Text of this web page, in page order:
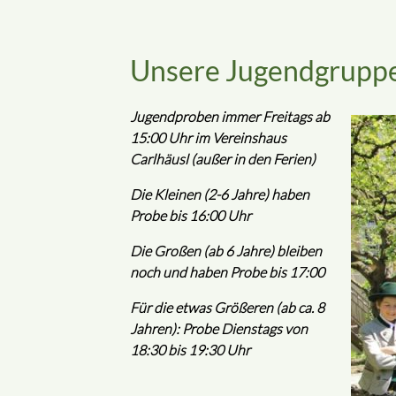
Unsere
Jugendproben immer Freitags ab
15:00 Uhr im Vereinshaus
Carlhäusl (außer in den Ferien)
Die Kleinen (2-6 Jahre) haben
Probe bis 16:00 Uhr
Die Großen (ab 6 Jahre) bleiben
noch und haben Probe bis 17:00
Für die etwas Größeren (ab ca. 8
Jahren): Probe Dienstags von
18:30 bis 19:30 Uhr